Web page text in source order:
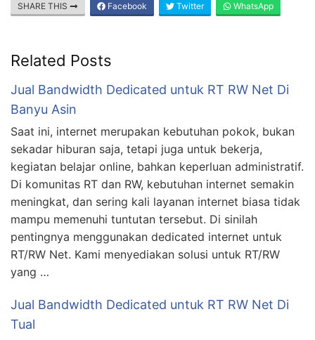
SHARE THIS Facebook Twitter WhatsApp
Related Posts
Jual Bandwidth Dedicated untuk RT RW Net Di
Banyu Asin
Saat ini, internet merupakan kebutuhan pokok, bukan
sekadar hiburan saja, tetapi juga untuk bekerja,
kegiatan belajar online, bahkan keperluan administratif.
Di komunitas RT dan RW, kebutuhan internet semakin
meningkat, dan sering kali layanan internet biasa tidak
mampu memenuhi tuntutan tersebut. Di sinilah
pentingnya menggunakan dedicated internet untuk
RT/RW Net. Kami menyediakan solusi untuk RT/RW
yang …
Jual Bandwidth Dedicated untuk RT RW Net Di
Tual